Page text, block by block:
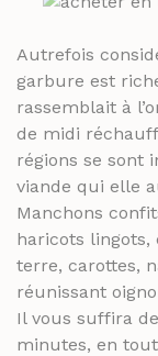
ARMAGNACS
CHAMPAGNES
RHUMS ET GINS
WHISKY
VINS BLANCS
VINS BLANCS
VINS ROSÉS
RHUMS ET
WHISKY
LES VINS
VINS BLANCS
VINS BLANCS
VINS ROSÉS
VINS ROUGES
LES BIÈRES ET
Autrefois
garbure est
rassemblait à
de midi
régions se sont
viande qui elle
Manchons
haricots lingots,
terre, carottes,
réunissant
Il vous suffira
minutes, en